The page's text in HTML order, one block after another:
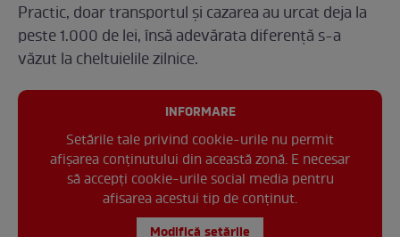
Practic, doar transportul și cazarea au urcat deja la
peste 1.000 de lei, însă adevărata diferență s-a
văzut la cheltuielile zilnice.
INFORMARE
Setările tale privind cookie-urile nu permit
afișarea conținutului din această zonă. E necesar
să accepți cookie-urile social media pentru
afisarea acestui tip de conținut.